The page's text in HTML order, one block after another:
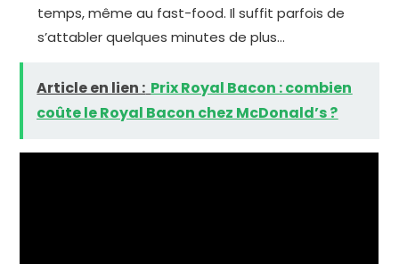
temps, même au fast-food. Il suffit parfois de
s’attabler quelques minutes de plus…
Article en lien : Prix Royal Bacon : combien
coûte le Royal Bacon chez McDonald’s ?